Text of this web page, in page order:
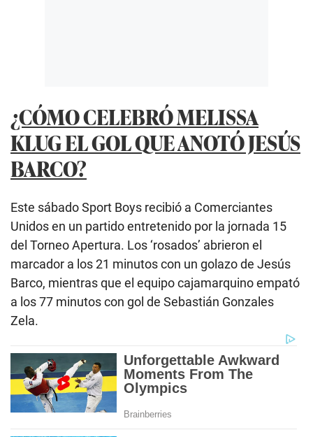
¿CÓMO CELEBRÓ MELISSA
KLUG EL GOL QUE ANOTÓ JESÚS
BARCO?
Este sábado Sport Boys recibió a Comerciantes
Unidos en un partido entretenido por la jornada 15
del Torneo Apertura. Los ‘rosados’ abrieron el
marcador a los 21 minutos con un golazo de Jesús
Barco, mientras que el equipo cajamarquino empató
a los 77 minutos con gol de Sebastián Gonzales
Zela.